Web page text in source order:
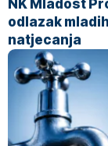
NK Mladost
odlazak
natjecanja